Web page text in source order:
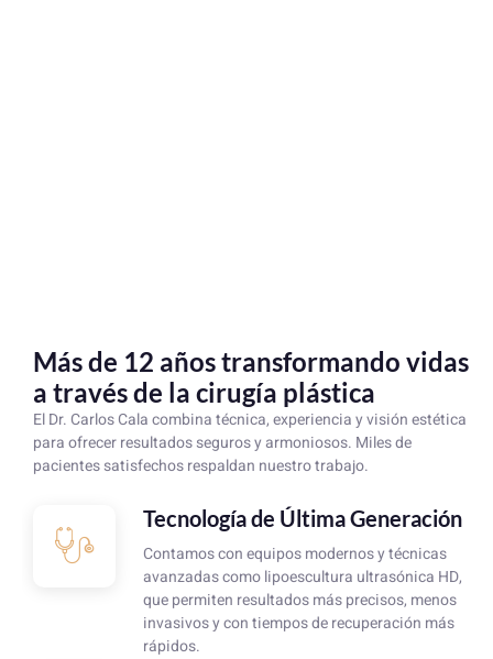
Más de 12 años transformando vidas
a través de la cirugía plástica
El Dr. Carlos Cala combina técnica, experiencia y visión estética
para ofrecer resultados seguros y armoniosos. Miles de
pacientes satisfechos respaldan nuestro trabajo.
Tecnología de Última Generación
Contamos con equipos modernos y técnicas
avanzadas como lipoescultura ultrasónica HD,
que permiten resultados más precisos, menos
invasivos y con tiempos de recuperación más
rápidos.